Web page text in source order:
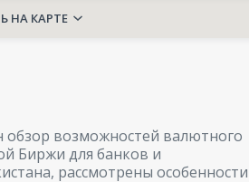
ПОСМОТРЕТЬ НА КАРТЕ
обзор возможностей валютного
Биржи для банков и
рассмотрены особенности